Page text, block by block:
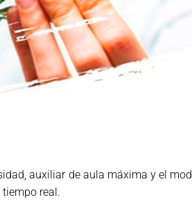
auxiliar de aula máxima y el
real.